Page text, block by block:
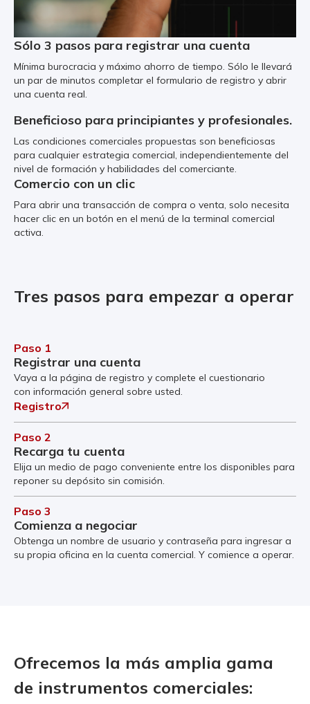
Sólo 3 pasos para registrar una cuenta
Mínima burocracia y máximo ahorro de tiempo. Sólo le llevará
un par de minutos completar el formulario de registro y abrir
una cuenta real.
Beneficioso para principiantes y profesionales.
Las condiciones comerciales propuestas son beneficiosas
para cualquier estrategia comercial, independientemente del
nivel de formación y habilidades del comerciante.
Comercio con un clic
Para abrir una transacción de compra o venta, solo necesita
hacer clic en un botón en el menú de la terminal comercial
activa.
Tres pasos para empezar a operar
Paso 1
Registrar una cuenta
Vaya a la página de registro y complete el cuestionario
con información general sobre usted.
Registro
Paso 2
Recarga tu cuenta
Elija un medio de pago conveniente entre los disponibles para
reponer su depósito sin comisión.
Paso 3
Comienza a negociar
Obtenga un nombre de usuario y contraseña para ingresar a
su propia oficina en la cuenta comercial. Y comience a operar.
Ofrecemos la más amplia gama
de instrumentos comerciales: